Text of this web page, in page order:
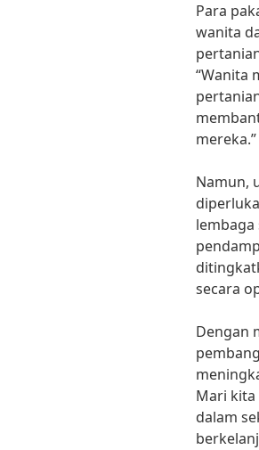
Para
wanita
“Wanita
mereka.”
Namun,
lembaga
secara
Dengan
Mari
dalam